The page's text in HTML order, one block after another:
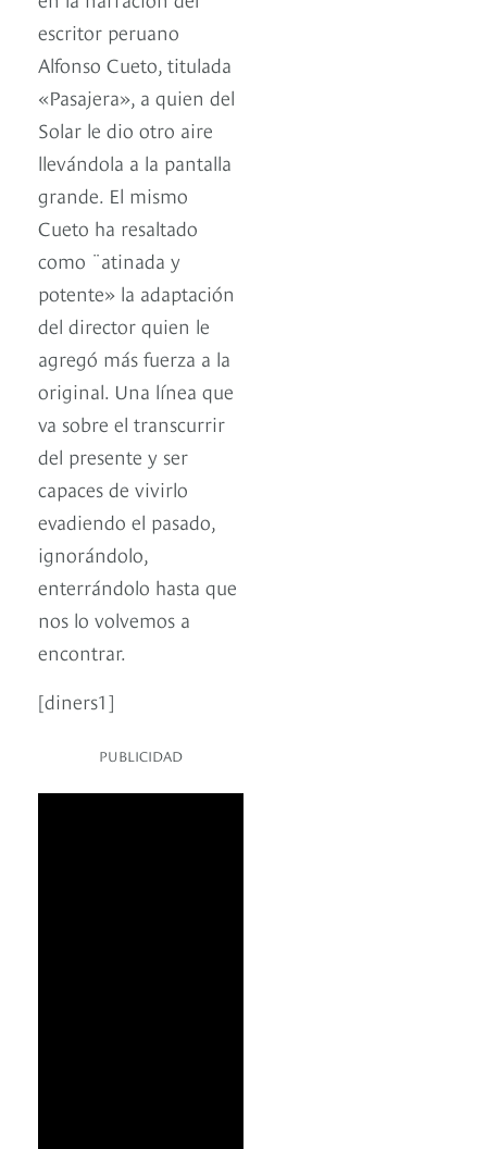
escritor peruano
Alfonso Cueto, titulada
«Pasajera», a quien del
Solar le dio otro aire
llevándola a la pantalla
grande. El mismo
Cueto ha resaltado
como ¨atinada y
potente» la adaptación
del director quien le
agregó más fuerza a la
original. Una línea que
va sobre el transcurrir
del presente y ser
capaces de vivirlo
evadiendo el pasado,
ignorándolo,
enterrándolo hasta que
nos lo volvemos a
encontrar.
[diners1]
PUBLICIDAD